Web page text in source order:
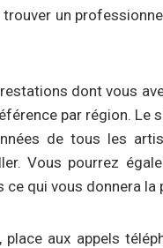
un
dont vous
par région. Le
de tous les
Vous pourrez
qui vous donnera
aux appels